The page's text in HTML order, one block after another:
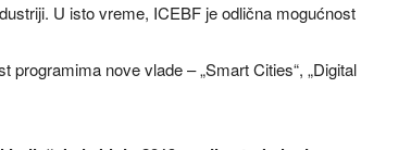
U isto vreme, ICEBF je odlična mogućnost
nove vlade – „Smart Cities“, „Digital